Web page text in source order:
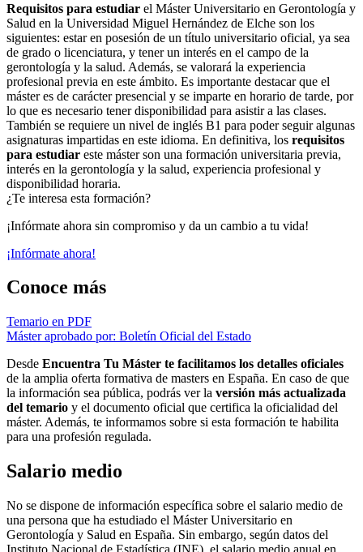
Requisitos para estudiar el Máster Universitario en Gerontología y
Salud en la Universidad Miguel Hernández de Elche son los
siguientes: estar en posesión de un título universitario oficial, ya sea
de grado o licenciatura, y tener un interés en el campo de la
gerontología y la salud. Además, se valorará la experiencia
profesional previa en este ámbito. Es importante destacar que el
máster es de carácter presencial y se imparte en horario de tarde, por
lo que es necesario tener disponibilidad para asistir a las clases.
También se requiere un nivel de inglés B1 para poder seguir algunas
asignaturas impartidas en este idioma. En definitiva, los requisitos
para estudiar este máster son una formación universitaria previa,
interés en la gerontología y la salud, experiencia profesional y
disponibilidad horaria.
¿Te interesa esta formación?
¡Infórmate ahora sin compromiso y da un cambio a tu vida!
¡Infórmate ahora!
Conoce más
Temario en PDF
Máster aprobado por: Boletín Oficial del Estado
Desde Encuentra Tu Máster te facilitamos los detalles oficiales
de la amplia oferta formativa de masters en España. En caso de que
la información sea pública, podrás ver la versión más actualizada
del temario y el documento oficial que certifica la oficialidad del
máster. Además, te informamos sobre si esta formación te habilita
para una profesión regulada.
Salario medio
No se dispone de información específica sobre el salario medio de
una persona que ha estudiado el Máster Universitario en
Gerontología y Salud en España. Sin embargo, según datos del